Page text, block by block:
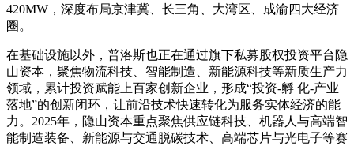
420MW，深度布局京津冀、长三角、大湾区、成渝四大经济
圈。
在基础设施以外，普洛斯也正在通过旗下私募股权投资平台隐
山资本，聚焦物流科技、智能制造、新能源科技等新质生产力
领域，累计投资赋能上百家创新企业，形成“投资-孵 化-产业
落地”的创新闭环，让前沿技术快速转化为服务实体经济的能
力。2025年，隐山资本重点聚焦供应链科技、机器人与高端智
能制造装备、新能源与交通脱碳技术、高端芯片与光电子等赛